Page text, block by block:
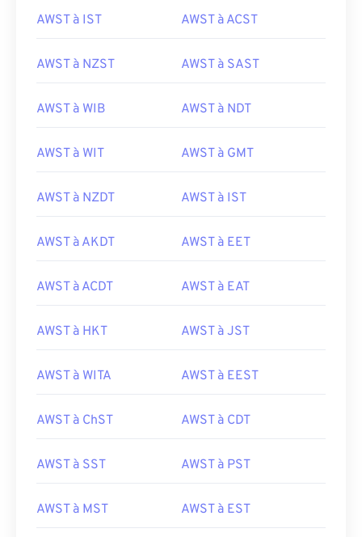
AWST à IST AWST à ACST
AWST à NZST AWST à SAST
AWST à WIB AWST à NDT
AWST à WIT AWST à GMT
AWST à NZDT AWST à IST
AWST à AKDT AWST à EET
AWST à ACDT AWST à EAT
AWST à HKT AWST à JST
AWST à WITA AWST à EEST
AWST à ChST AWST à CDT
AWST à SST AWST à PST
AWST à MST AWST à EST